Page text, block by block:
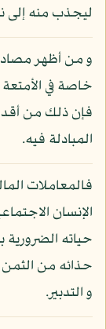
ليجذب منه إلى
و من أظهر
خاصة في
فإن ذلك من
المبادلة فيه.
فالمعاملات
الإنسان
حياته الضرورية
حذائه من الثمن
و التدبير.